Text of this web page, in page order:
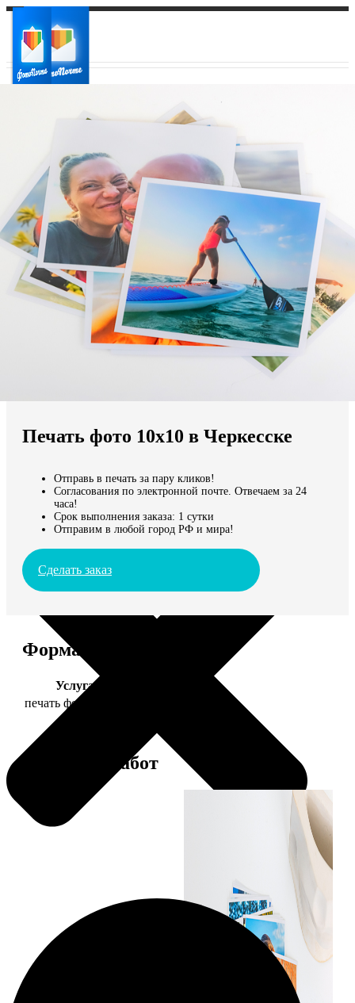
Ваш регион доставки
Выберите из списка:
Мы доставляем по всему миру
Продолжить без города
Печать фото 10х10 в Черкесске
Отправь в печать за пару кликов!
Согласования по электронной почте. Отвечаем за 24
часа!
Срок выполнения заказа: 1 сутки
Отправим в любой город РФ и мира!
Сделать заказ
Форматы и цены
Услуга
печать фото 10х10
Примеры работ